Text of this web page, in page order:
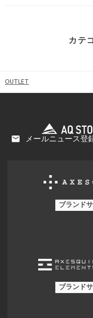
カテ
OUTLET
メールニュース登
ブランド
ブランド